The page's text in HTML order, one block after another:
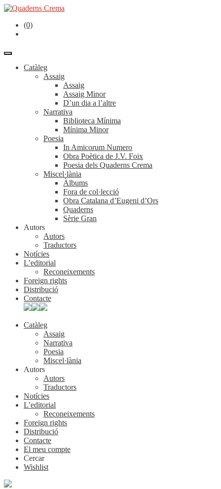
(0)
Catàleg
Assaig
Assaig
Assaig Minor
D’un dia a l’altre
Narrativa
Biblioteca Mínima
Mínima Minor
Poesia
In Amicorum Numero
Obra Poètica de J.V. Foix
Poesia dels Quaderns Crema
Miscel·lània
Àlbums
Fora de col·lecció
Obra Catalana d’Eugeni d’Ors
Quaderns
Sèrie Gran
Autors
Autors
Traductors
Notícies
L’editorial
Reconeixements
Foreign rights
Distribució
Contacte
Catàleg
Assaig
Narrativa
Poesia
Miscel·lània
Autors
Autors
Traductors
Notícies
L’editorial
Reconeixements
Foreign rights
Distribució
Contacte
El meu compte
Cercar
Wishlist